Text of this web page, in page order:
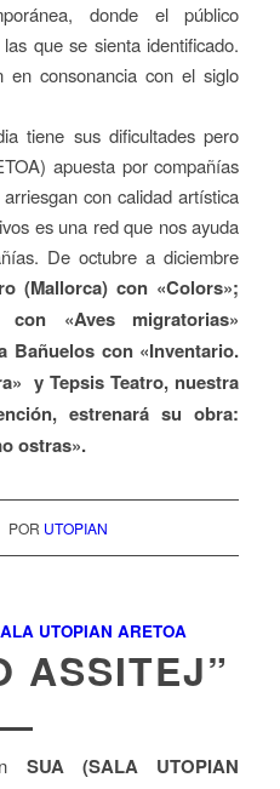
donde el público
que se sienta identificado.
en consonancia con el siglo
tiene sus dificultades pero
apuesta por compañías
con calidad artística
es una red que nos ayuda
De octubre a diciembre
(Mallorca) con «Colors»;
«Aves migratorias»
Bañuelos con «Inventario.
y Tepsis Teatro, nuestra
estrenará su obra:
ostras».
POR UTOPIAN
UTOPIAN ARETOA
ASSITEJ”
SUA (SALA UTOPIAN